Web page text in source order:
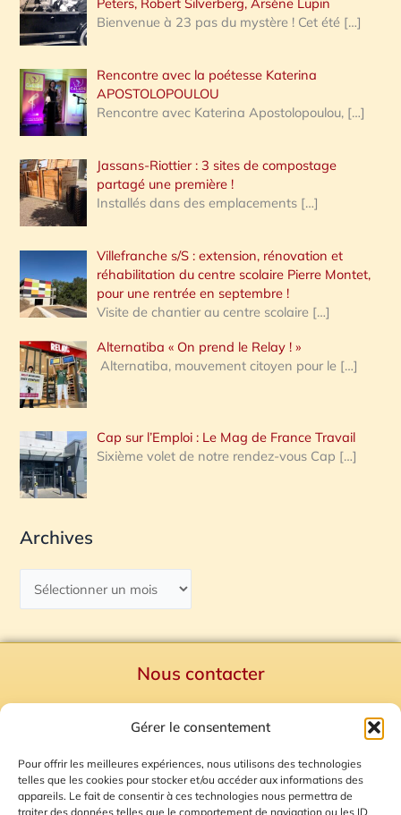
Gérer le consentement
Pour offrir les meilleures expériences, nous utilisons des technologies
telles que les cookies pour stocker et/ou accéder aux informations des
appareils. Le fait de consentir à ces technologies nous permettra de
traiter des données telles que le comportement de navigation ou les ID
Bienvenue à 23 pas du mystère ! Cet été […]
Rencontre avec la poétesse Katerina
APOSTOLOPOULOU
Rencontre avec Katerina Apostolopoulou, […]
Jassans-Riottier : 3 sites de compostage
partagé une première !
Installés dans des emplacements […]
Villefranche s/S : extension, rénovation et
réhabilitation du centre scolaire Pierre Montet,
pour une rentrée en septembre !
Visite de chantier au centre scolaire […]
Alternatiba « On prend le Relay ! »
Alternatiba, mouvement citoyen pour le […]
Cap sur l’Emploi : Le Mag de France Travail
Sixième volet de notre rendez-vous Cap […]
Archives
Nous contacter
Mentions Légales
Plan du site
Gestion des Cookies